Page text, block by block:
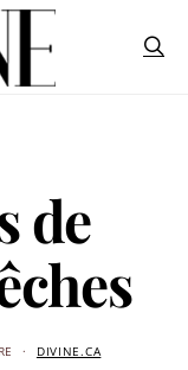
de
DIVINE.CA